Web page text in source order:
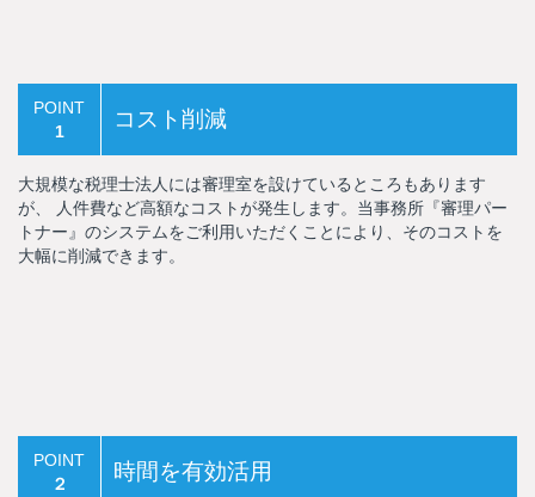
POINT
1
コスト削減
大規模な税理士法人には審理室を設けているところもあります
が、 人件費など高額なコストが発生します。当事務所『審理パー
トナー』のシステムをご利用いただくことにより、そのコストを
大幅に削減できます。
POINT
２
時間を有効活用